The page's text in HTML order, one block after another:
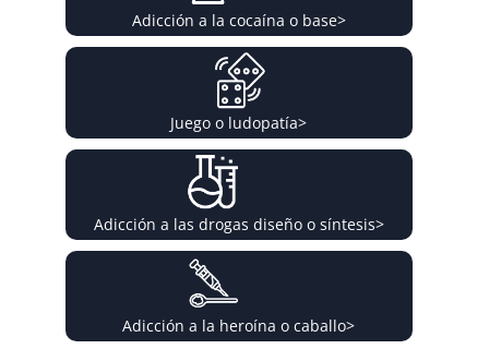
Adicción a la cocaína o base>
Juego o ludopatía>
Adicción a las drogas diseño o síntesis>
Adicción a la heroína o caballo>